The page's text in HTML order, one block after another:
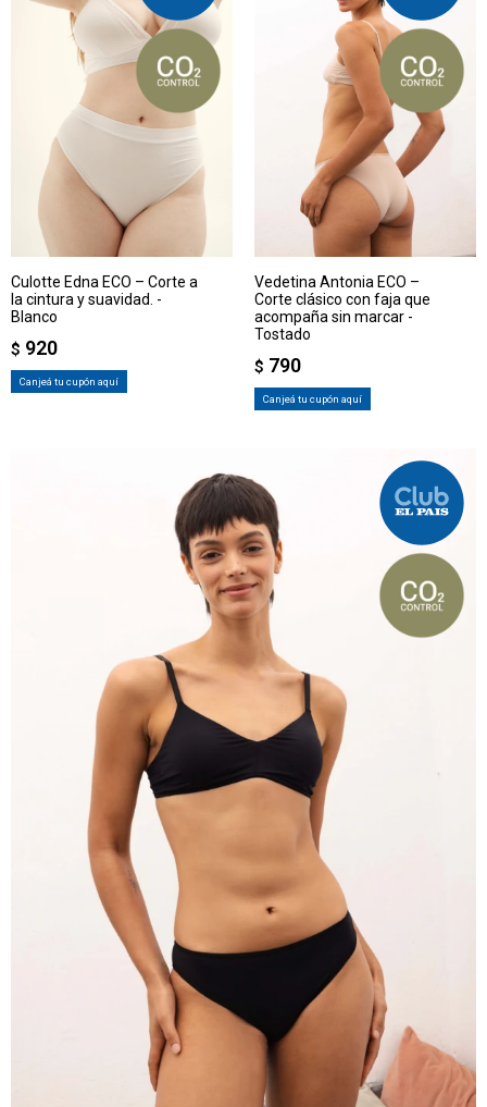
Culotte Edna ECO – Corte a
la cintura y suavidad. -
Blanco
$ 920
Canjeá tu cupón aquí
Vedetina Antonia ECO –
Corte clásico con faja que
acompaña sin marcar -
Tostado
$ 790
Canjeá tu cupón aquí